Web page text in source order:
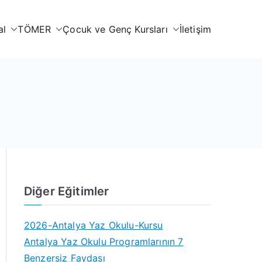
TÖMER Çocuk ve Genç Kursları İletişim
Diğer Eğitimler
2026-Antalya Yaz Okulu-Kursu
Antalya Yaz Okulu Programlarının 7
Benzersiz Faydası